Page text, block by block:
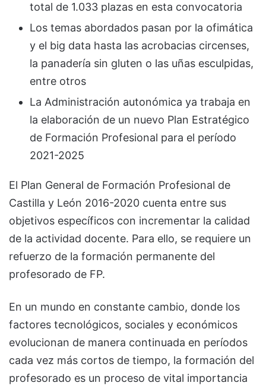
total de 1.033 plazas en esta convocatoria
Los temas abordados pasan por la ofimática
y el big data hasta las acrobacias circenses,
la panadería sin gluten o las uñas esculpidas,
entre otros
La Administración autonómica ya trabaja en
la elaboración de un nuevo Plan Estratégico
de Formación Profesional para el período
2021-2025
El Plan General de Formación Profesional de
Castilla y León 2016-2020 cuenta entre sus
objetivos específicos con incrementar la calidad
de la actividad docente. Para ello, se requiere un
refuerzo de la formación permanente del
profesorado de FP.
En un mundo en constante cambio, donde los
factores tecnológicos, sociales y económicos
evolucionan de manera continuada en períodos
cada vez más cortos de tiempo, la formación del
profesorado es un proceso de vital importancia